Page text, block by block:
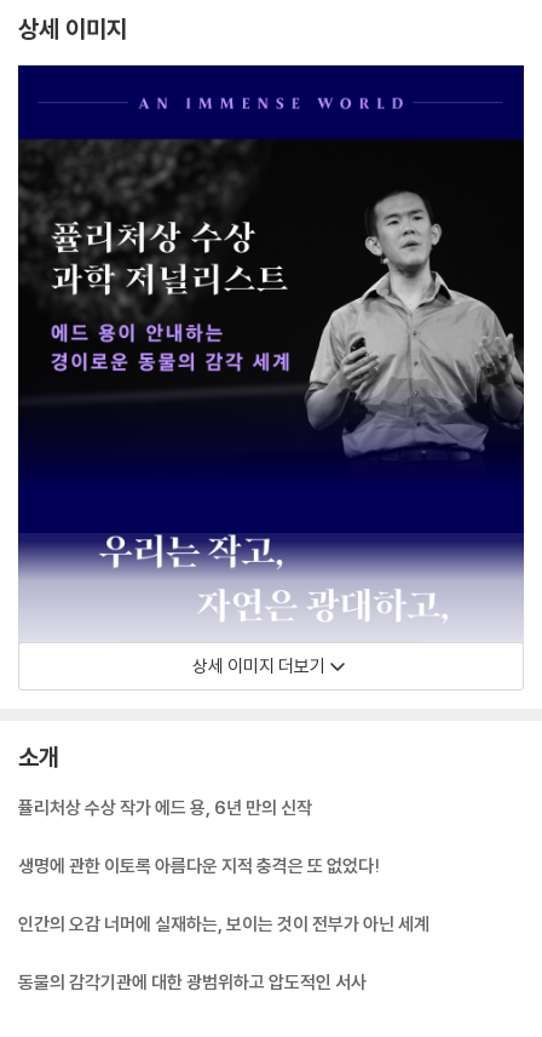
상세 이미지
상세 이미지 더보기
소개
퓰리처상 수상 작가 에드 용, 6년 만의 신작
생명에 관한 이토록 아름다운 지적 충격은 또 없었다!
인간의 오감 너머에 실재하는, 보이는 것이 전부가 아닌 세계
동물의 감각기관에 대한 광범위하고 압도적인 서사